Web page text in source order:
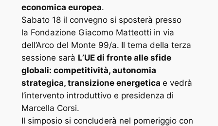
economica europea.
Sabato 18 il convegno si sposterà presso
la Fondazione Giacomo Matteotti in via
dell’Arco del Monte 99/a. Il tema della terza
sessione sarà L’UE di fronte alle sfide
globali: competitività, autonomia
strategica, transizione energetica e vedrà
l’intervento introduttivo e presidenza di
Marcella Corsi.
Il simposio si concluderà nel pomeriggio con